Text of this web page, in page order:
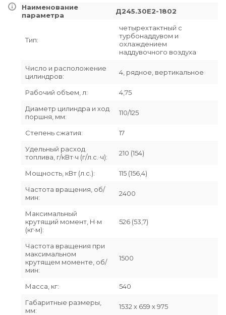
Наименование
параметра
Д245.30Е2-1802
Тип:
четырехтактный с
турбонаддувом и
охлаждением
наддувочного воздуха
Число и расположение
цилиндров:
4, рядное, вертикальное
Рабочий объем, л:
4,75
Диаметр цилиндра и ход
поршня, мм:
110/125
Степень сжатия:
17
Удельный расход
топлива, г/кВт·ч (г/л.с.·ч):
210 (154)
Мощность, кВт (л.с.):
115 (156,4)
Частота вращения, об/
мин:
2400
Максимальный
крутящий момент, Н·м
(кг·м):
526 (53,7)
Частота вращения при
максимальном
крутящем моменте, об/
мин:
1500
Масса, кг:
540
Габаритные размеры,
мм:
1532 х 659 х 975